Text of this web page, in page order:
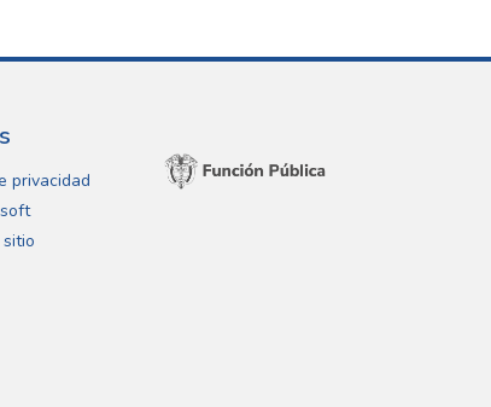
privacidad